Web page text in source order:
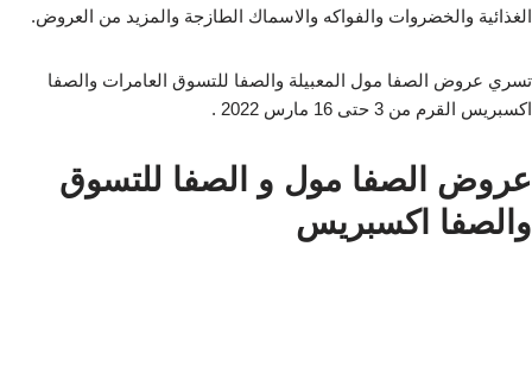
الغذائية والخضروات والفواكه والاسماك الطازجة والمزيد من العروض.
تسري عروض الصفا مول المعبيلة والصفا للتسوق العامرات والصفا
اكسبريس القرم من 3 حتى 16 مارس 2022 .
عروض الصفا مول و الصفا للتسوق
والصفا اكسبريس